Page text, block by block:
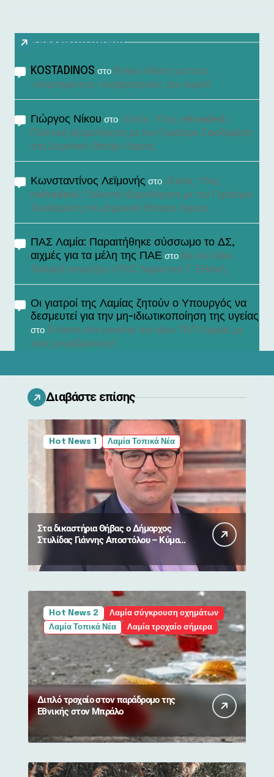
Πρόσφατα σχόλια
KOSTADINOS στο Βγήκε είδηση για τους
«τσιμπημένους» λογαριασμούς του νερού!
Γιώργος Νίκου στο «Εκτός Ύλης reloaded»:
Πολιτική εξομολόγηση με τον Γεράσιμο Σκιαδαρέση
στο Δημοτικό Θέατρο Λαμίας
Κωνσταντίνος Λεϊμονής στο «Εκτός Ύλης
reloaded»: Πολιτική εξομολόγηση με τον Γεράσιμο
Σκιαδαρέση στο Δημοτικό Θέατρο Λαμίας
ΠΑΣ Λαμία: Παραιτήθηκε σύσσωμο το ΔΣ,
αιχμές για τα μέλη της ΠΑΕ στο Με τον Νίκο
Τσιλαλή συνεχίζει ο ΠΑΣ Λαμία στη Γ’ Εθνική
Οι γιατροί της Λαμίας ζητούν ο Υπουργός να
δεσμευτεί για την μη-ιδιωτικοποίηση της υγείας
στο Ένταση στα εγκαίνια του νέου ΤΕΠ Λαμίας με
τους εργαζόμενους!
Διαβάστε επίσης
Hot News 1 Λαμία Τοπικά Νέα
Στα δικαστήρια Θήβας ο Δήμαρχος
Στυλίδας Γιάννης Αποστόλου – Κύμα
Hot News 2
Λαμία σύγκρουση οχημάτων
Λαμία Τοπικά Νέα
Λαμία τροχαίο σήμερα
Διπλό τροχαίο στον παράδρομο της
Εθνικής στον Μπράλο